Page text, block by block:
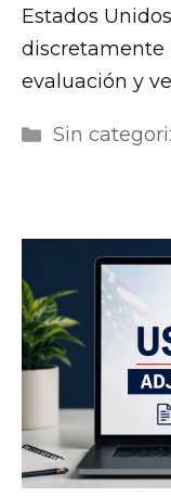
Estados
discretamente
evaluación y
Categorías
Sin